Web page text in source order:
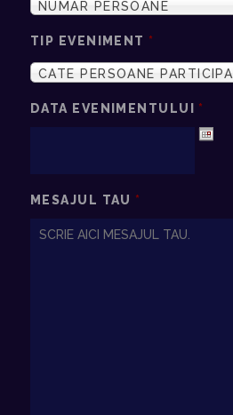
NUMAR PERSOANE
TIP EVENIMENT *
CATE PERSOANE PARTICIPA
DATA EVENIMENTULUI *
MESAJUL TAU *